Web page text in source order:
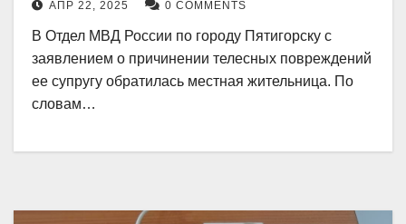
повреждения местному жителю
АПР 22, 2025 0 COMMENTS
В Отдел МВД России по городу Пятигорску с
заявлением о причинении телесных повреждений
ее супругу обратилась местная жительница. По
словам…